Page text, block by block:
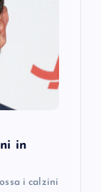
in
i calzini